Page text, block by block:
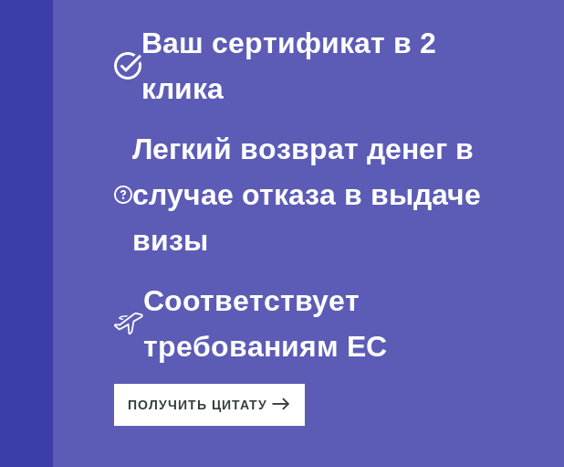
Ваш сертификат в 2
клика
Легкий возврат денег в
случае отказа в выдаче
визы
Соответствует
требованиям ЕС
ПОЛУЧИТЬ ЦИТАТУ